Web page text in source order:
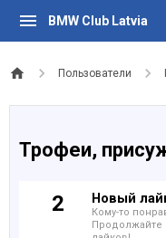
BMW Club Latvia
Пользователи
Трофеи,
2 Новый
Кому-то
Продолжайте